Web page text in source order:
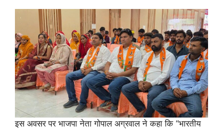
इस अवसर पर भाजपा नेता गोपाल अग्रवाल ने कहा कि “भारतीय